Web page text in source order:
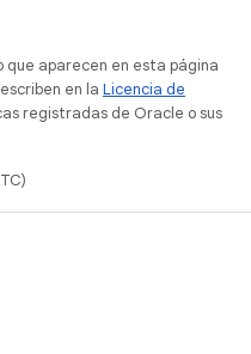
que aparecen en esta página
en la Licencia de
registradas de Oracle o sus